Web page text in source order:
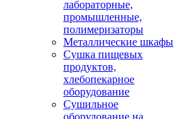
лабораторные,
промышленные,
полимеризаторы
Металлические шкафы
Сушка пищевых
продуктов,
хлебопекарное
оборудование
Сушильное
оборудование на